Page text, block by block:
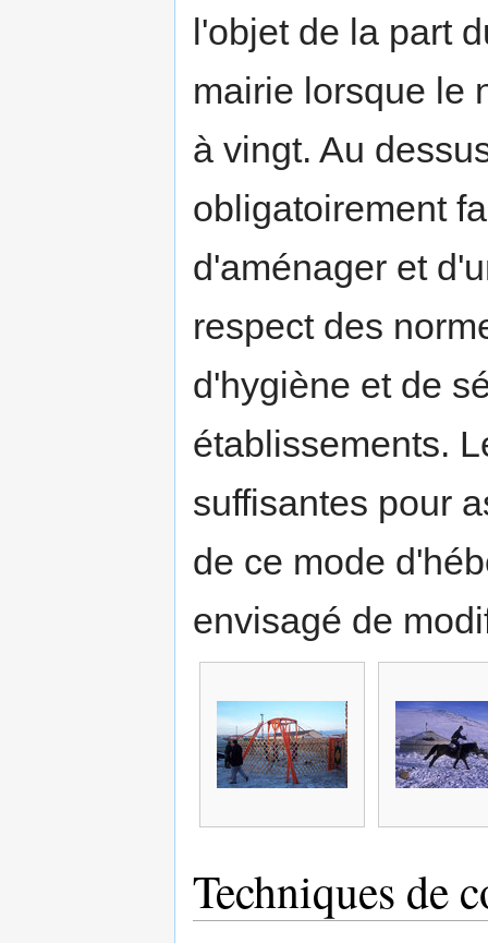
l'objet de la part
mairie lorsque le
à vingt. Au
obligatoirement
d'aménager et
respect des
d'hygiène et de
établissements.
suffisantes pour
de ce mode
envisagé de
Techniques de